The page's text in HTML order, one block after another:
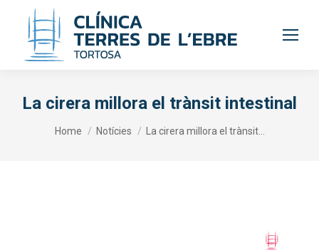
La cirera millora el trànsit intestinal
Home Notícies La cirera millora el trànsit…